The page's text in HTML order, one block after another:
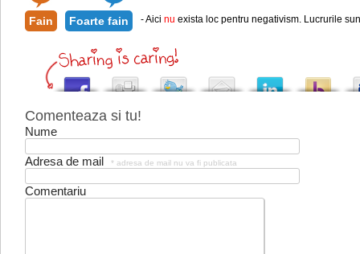
Fain Foarte fain - Aici nu exista loc pentru negativism. Lucrurile
Comenteaza si tu!
Nume
Adresa de mail * adresa de mail nu va fi publicata
Comentariu